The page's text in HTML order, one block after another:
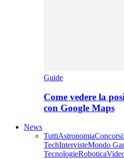
Guide
Come vedere la
con Google Maps
News
TuttiAstronomiaConcorsi
TechIntervisteMondo
TecnologieRobotica